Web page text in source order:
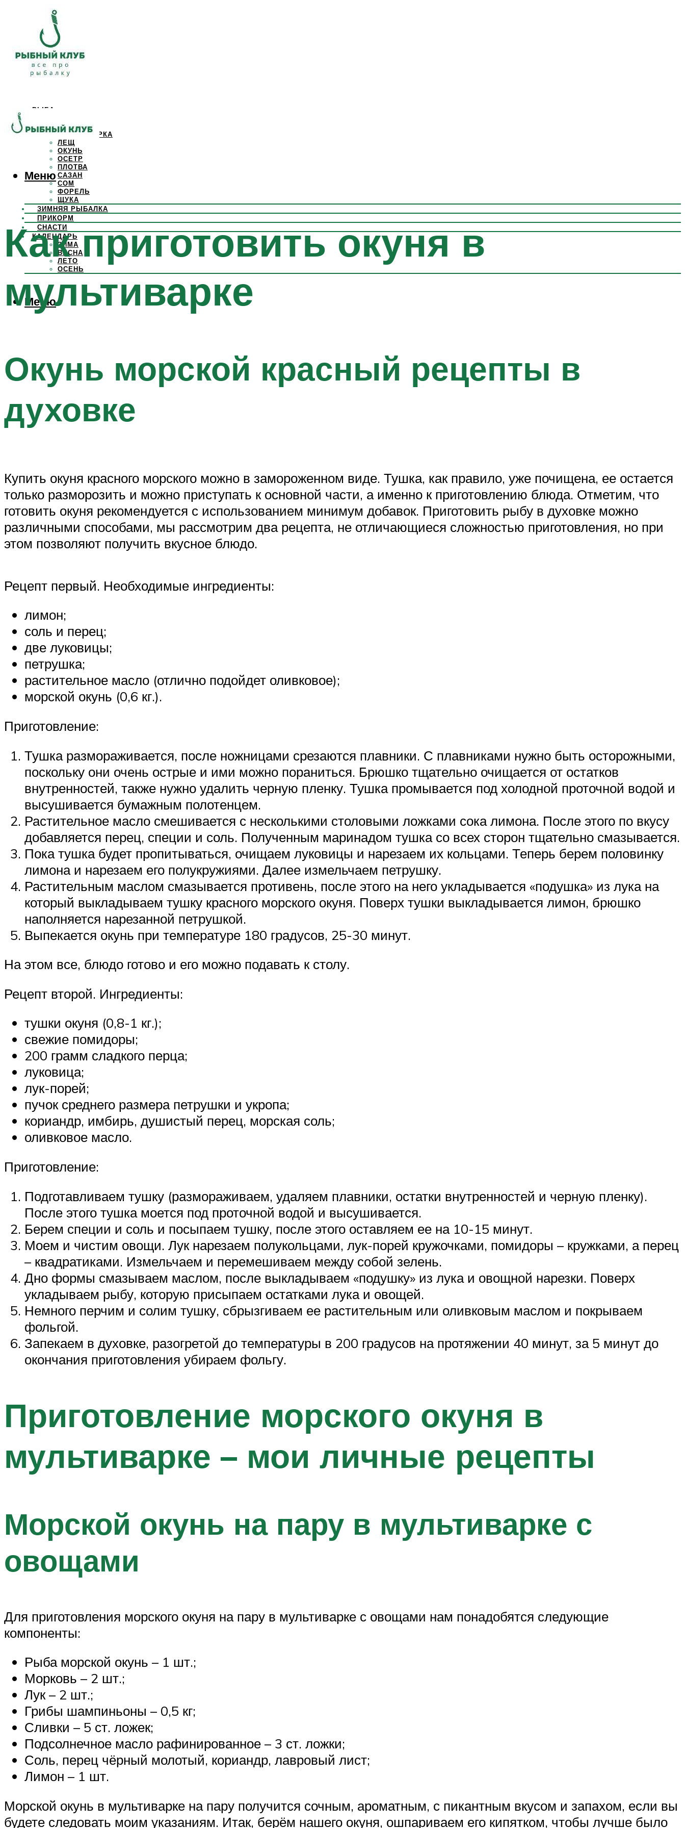
РЫБА
КАРП
КРАСНОПЕРКА
ЛЕЩ
ОКУНЬ
ОСЕТР
ПЛОТВА
САЗАН
СОМ
ФОРЕЛЬ
ЩУКА
ЗИМНЯЯ РЫБАЛКА
ПРИКОРМ
СНАСТИ
КАЛЕНДАРЬ
ЗИМА
ВЕСНА
ЛЕТО
ОСЕНЬ
Меню
Меню
Как приготовить окуня в
мультиварке
Окунь морской красный рецепты в
духовке
Купить окуня красного морского можно в замороженном виде. Тушка, как правило, уже почищена, ее остается
только разморозить и можно приступать к основной части, а именно к приготовлению блюда. Отметим, что
готовить окуня рекомендуется с использованием минимум добавок. Приготовить рыбу в духовке можно
различными способами, мы рассмотрим два рецепта, не отличающиеся сложностью приготовления, но при
этом позволяют получить вкусное блюдо.
Рецепт первый. Необходимые ингредиенты:
лимон;
соль и перец;
две луковицы;
петрушка;
растительное масло (отлично подойдет оливковое);
морской окунь (0,6 кг.).
Приготовление:
Тушка размораживается, после ножницами срезаются плавники. С плавниками нужно быть осторожными,
поскольку они очень острые и ими можно пораниться. Брюшко тщательно очищается от остатков
внутренностей, также нужно удалить черную пленку. Тушка промывается под холодной проточной водой и
высушивается бумажным полотенцем.
Растительное масло смешивается с несколькими столовыми ложками сока лимона. После этого по вкусу
добавляется перец, специи и соль. Полученным маринадом тушка со всех сторон тщательно смазывается.
Пока тушка будет пропитываться, очищаем луковицы и нарезаем их кольцами. Теперь берем половинку
лимона и нарезаем его полукружиями. Далее измельчаем петрушку.
Растительным маслом смазывается противень, после этого на него укладывается «подушка» из лука на
который выкладываем тушку красного морского окуня. Поверх тушки выкладывается лимон, брюшко
наполняется нарезанной петрушкой.
Выпекается окунь при температуре 180 градусов, 25-30 минут.
На этом все, блюдо готово и его можно подавать к столу.
Рецепт второй. Ингредиенты:
тушки окуня (0,8-1 кг.);
свежие помидоры;
200 грамм сладкого перца;
луковица;
лук-порей;
пучок среднего размера петрушки и укропа;
кориандр, имбирь, душистый перец, морская соль;
оливковое масло.
Приготовление:
Подготавливаем тушку (размораживаем, удаляем плавники, остатки внутренностей и черную пленку).
После этого тушка моется под проточной водой и высушивается.
Берем специи и соль и посыпаем тушку, после этого оставляем ее на 10-15 минут.
Моем и чистим овощи. Лук нарезаем полукольцами, лук-порей кружочками, помидоры – кружками, а перец
– квадратиками. Измельчаем и перемешиваем между собой зелень.
Дно формы смазываем маслом, после выкладываем «подушку» из лука и овощной нарезки. Поверх
укладываем рыбу, которую присыпаем остатками лука и овощей.
Немного перчим и солим тушку, сбрызгиваем ее растительным или оливковым маслом и покрываем
фольгой.
Запекаем в духовке, разогретой до температуры в 200 градусов на протяжении 40 минут, за 5 минут до
окончания приготовления убираем фольгу.
Приготовление морского окуня в
мультиварке – мои личные рецепты
Морской окунь на пару в мультиварке с
овощами
Для приготовления морского окуня на пару в мультиварке с овощами нам понадобятся следующие
компоненты:
Рыба морской окунь – 1 шт.;
Морковь – 2 шт.;
Лук – 2 шт.;
Грибы шампиньоны – 0,5 кг;
Сливки – 5 ст. ложек;
Подсолнечное масло рафинированное – 3 ст. ложки;
Соль, перец чёрный молотый, кориандр, лавровый лист;
Лимон – 1 шт.
Морской окунь в мультиварке на пару получится сочным, ароматным, с пикантным вкусом и запахом, если вы
будете следовать моим указаниям. Итак, берём нашего окуня, ошпариваем его кипятком, чтобы лучше было